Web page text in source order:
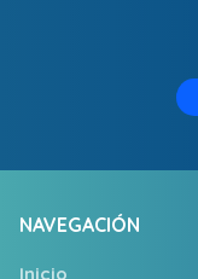
NAVEGACIÓN
Inicio